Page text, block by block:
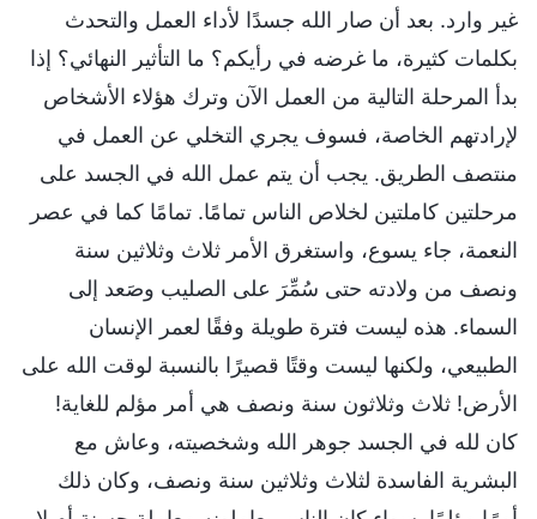
غير وارد. بعد أن صار الله جسدًا لأداء العمل والتحدث
بكلمات كثيرة، ما غرضه في رأيكم؟ ما التأثير النهائي؟ إذا
بدأ المرحلة التالية من العمل الآن وترك هؤلاء الأشخاص
لإرادتهم الخاصة، فسوف يجري التخلي عن العمل في
منتصف الطريق. يجب أن يتم عمل الله في الجسد على
مرحلتين كاملتين لخلاص الناس تمامًا. تمامًا كما في عصر
النعمة، جاء يسوع، واستغرق الأمر ثلاث وثلاثين سنة
ونصف من ولادته حتى سُمِّرَ على الصليب وصَعد إلى
السماء. هذه ليست فترة طويلة وفقًا لعمر الإنسان
الطبيعي، ولكنها ليست وقتًا قصيرًا بالنسبة لوقت الله على
الأرض! ثلاث وثلاثون سنة ونصف هي أمر مؤلم للغاية!
كان لله في الجسد جوهر الله وشخصيته، وعاش مع
البشرية الفاسدة لثلاث وثلاثين سنة ونصف، وكان ذلك